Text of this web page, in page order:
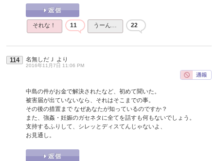
それな！ 11 うーん… 22
114 名無しだＪ より
2016年11月7日 11:06 PM
中島の件がお金で解決されたなど、初めて聞いた。
被害届が出ていないなら、それはそこまでの事。
その後の措置まで なぜあなたが知っているのですか？
また、強姦・妊娠のガセネタに全てを話すも何もないでしょう。
支持するふりして、シレッとディスてんじゃないよ、
お見通し。